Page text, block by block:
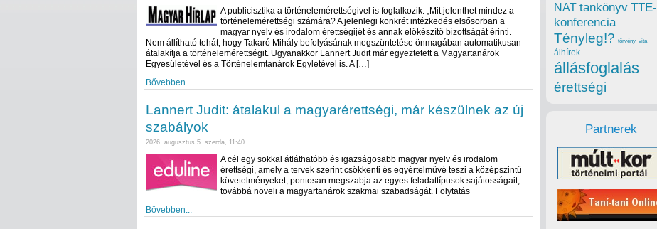
A publicisztika a történelemérettségivel is foglalkozik: „Mit jelenthet mindez a
történelemérettségi számára? A jelenlegi konkrét intézkedés elsősorban a
magyar nyelv és irodalom érettségijét és annak előkészítő bizottságát érinti.
Nem állítható tehát, hogy Takaró Mihály befolyásának megszüntetése önmagában automatikusan
átalakítja a történelemérettségit. Ugyanakkor Lannert Judit már egyeztetett a Magyartanárok
Egyesületével és a Történelemtanárok Egyletével is. A […]
Bővebben...
Lannert Judit: átalakul a magyarérettségi, már készülnek az új
szabályok
2026. augusztus 5. szerda, 11:40
A cél egy sokkal átláthatóbb és igazságosabb magyar nyelv és irodalom
érettségi, amely a tervek szerint csökkenti és egyértelművé teszi a középszintű
követelményeket, pontosan megszabja az egyes feladattípusok sajátosságait,
továbbá növeli a magyartanárok szakmai szabadságát. Folytatás
Bővebben...
NAT tankönyv TTE-
konferencia
Tényleg!? törvény vita
álhírek
állásfoglalás
érettségi
Partnerek